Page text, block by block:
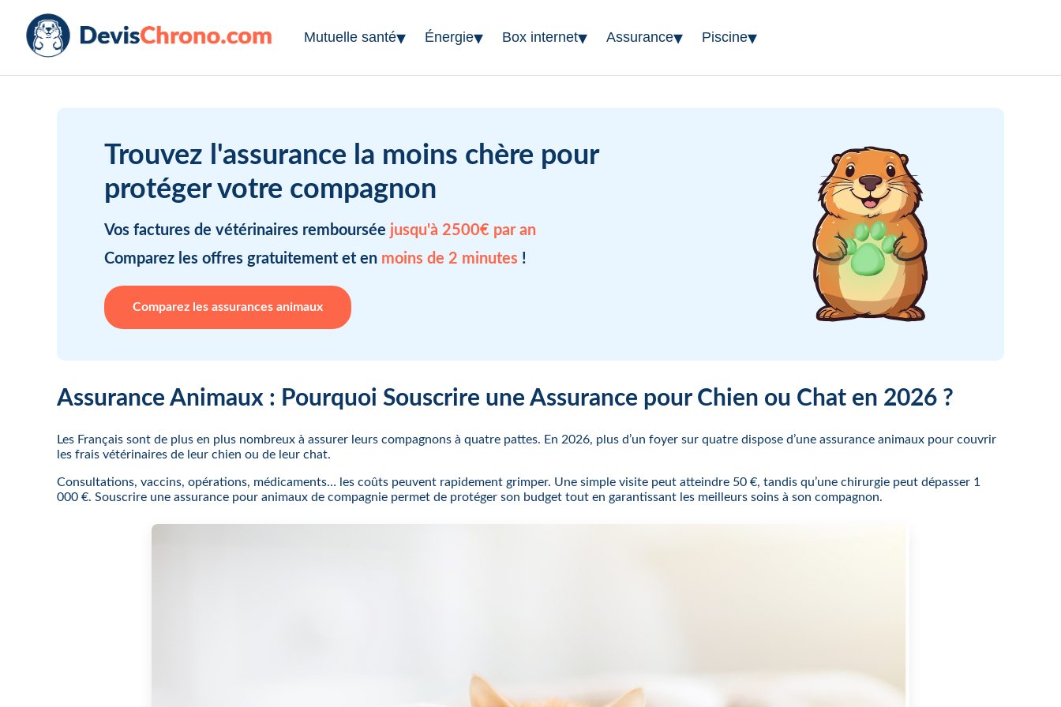
Mutuelle santé▾ Énergie▾ Box internet▾ Assurance▾ Piscine▾
Trouvez l'assurance la moins chère pour
protéger votre compagnon
Vos factures de vétérinaires remboursée jusqu'à 2500€ par an
Comparez les offres gratuitement et en moins de 2 minutes !
Comparez les assurances animaux
Assurance Animaux : Pourquoi Souscrire une Assurance pour Chien ou Chat en 2026 ?
Les Français sont de plus en plus nombreux à assurer leurs compagnons à quatre pattes. En 2026, plus d’un foyer sur quatre dispose d’une assurance animaux pour couvrir
les frais vétérinaires de leur chien ou de leur chat.
Consultations, vaccins, opérations, médicaments… les coûts peuvent rapidement grimper. Une simple visite peut atteindre 50 €, tandis qu’une chirurgie peut dépasser 1
000 €. Souscrire une assurance pour animaux de compagnie permet de protéger son budget tout en garantissant les meilleurs soins à son compagnon.